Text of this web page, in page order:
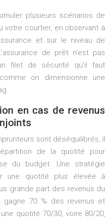
plusieurs scénarios de
votre courtier, en observant à
et sur le niveau de
de prêt n’est pas
filet de sécurité qu’il faut
on dimensionne une
en cas de revenus
sont déséquilibrés, il
de la quotité pour
du budget. Une stratégie
une quotité plus élevée à
grande part des revenus du
gagne 70 % des revenus et
quotité 70/30, voire 80/20,